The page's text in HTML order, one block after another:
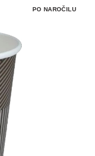
PO NAROČILU